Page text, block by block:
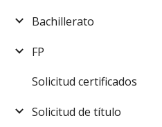
Bachillerato
FP
Solicitud certificados
Solicitud de título